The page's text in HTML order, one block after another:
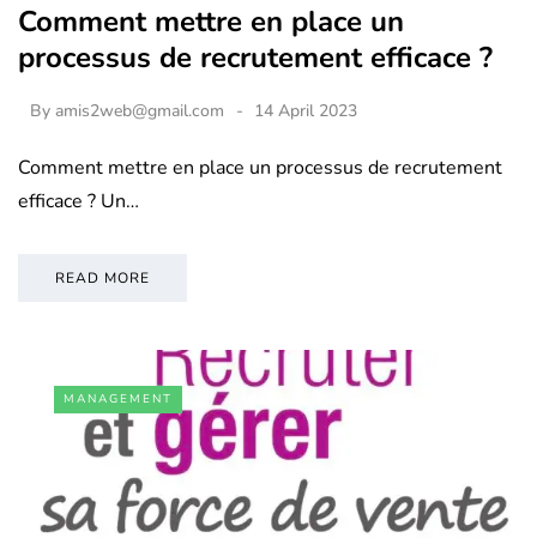
Comment mettre en place un
processus de recrutement efficace ?
By amis2web@gmail.com 14 April 2023
Comment mettre en place un processus de recrutement
efficace ? Un…
READ MORE
MANAGEMENT